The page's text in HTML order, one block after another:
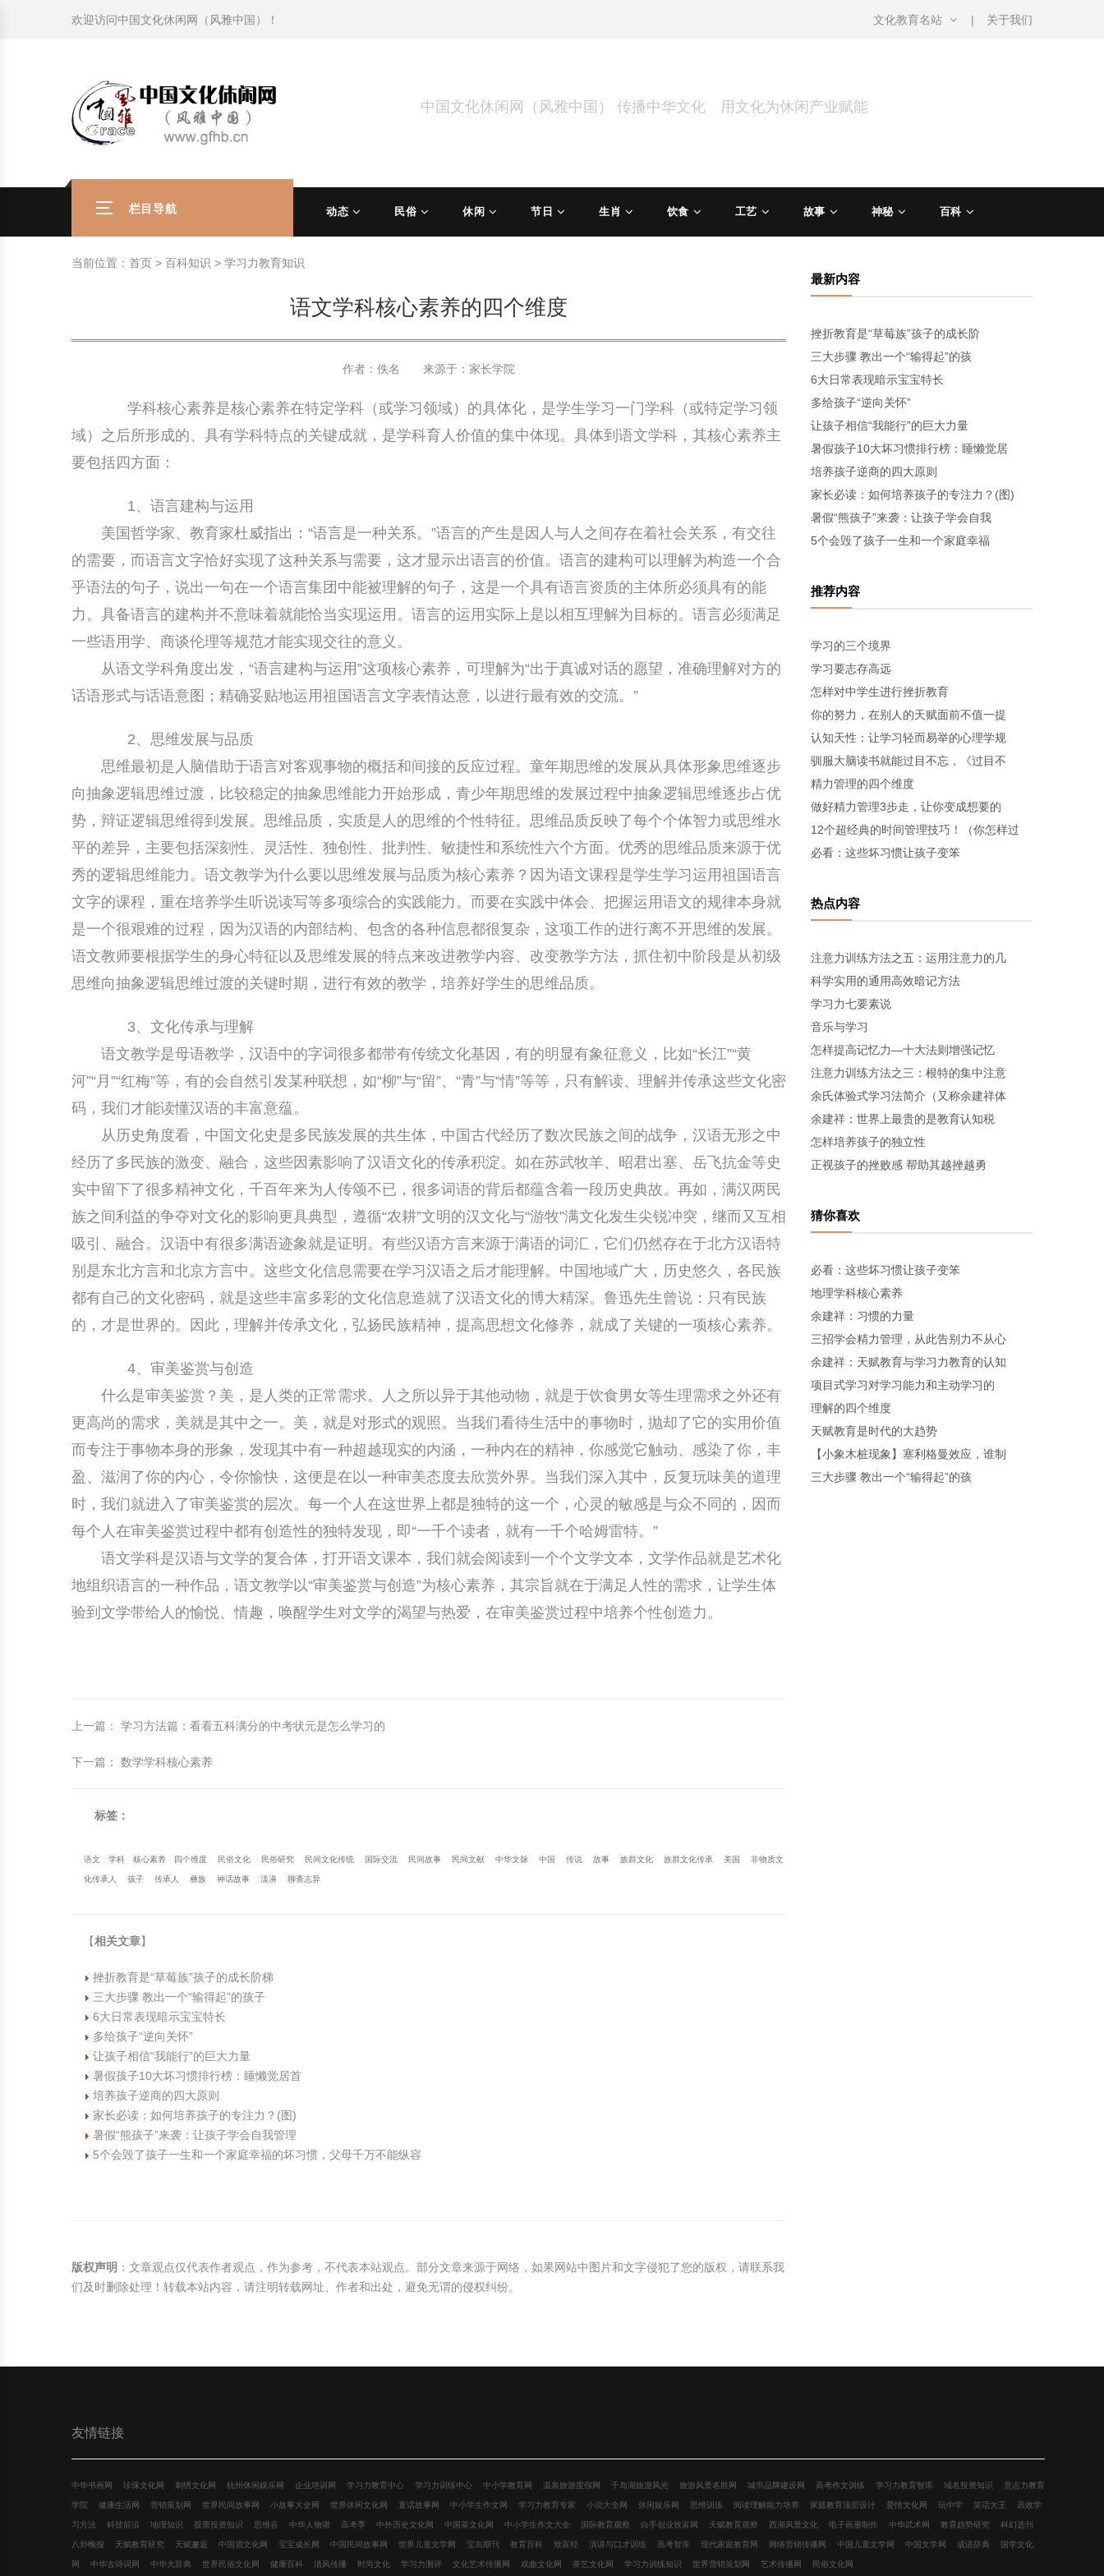
社会热点新闻
中华民俗礼仪
中国民俗趣谈
中华姓氏文化
中国民俗禁忌
中国传统服饰
文化休闲产业研究
非物质文化遗产
政策法律法规
旅游出行知识
国外传统节日
国外饮食文化
漆器
外国民间故事
中国风水文化
中国宗教文化
苗族巫蛊文化
中国性文化
校园文化建设知识
学习力教育知识
教育名家
社会热点新闻
中华民俗礼仪
中国民俗趣谈
中华姓氏文化
中国民俗禁忌
中国传统服饰
文化休闲产业研究
非物质文化遗产
政策法律法规
旅游出行知识
国外传统节日
国外饮食文化
漆器
外国民间故事
中国风水文化
中国宗教文化
苗族巫蛊文化
中国性文化
校园文化建设知识
学习力教育知识
教育名家
欢迎访问中国文化休闲网（风雅中国） ！ 文化教育名站 关于我们
中国文化休闲网（风雅中国） 传播中华文化 用文化为休闲产业赋能
栏目导航 动态 民俗 休闲 节日 生肖 饮食 工艺 故事 神秘 百科
当前位置： 首页 > 百科知识 > 学习力教育知识
语文学科核心素养的四个维度
作者：佚名 来源于： 家长学院
学科核心素养是核心素养在特定学科（或学习领域）的具体化，是学生学习一门学科（或特定学习领
域）之后所形成的、具有学科特点的关键成就，是学科育人价值的集中体现。具体到语文学科，其核心素养主
要包括四方面：
1、语言建构与运用
美国哲学家、教育家杜威指出：“语言是一种关系。”语言的产生是因人与人之间存在着社会关系，有交往
的需要，而语言文字恰好实现了这种关系与需要，这才显示出语言的价值。语言的建构可以理解为构造一个合
乎语法的句子，说出一句在一个语言集团中能被理解的句子，这是一个具有语言资质的主体所必须具有的能
力。具备语言的建构并不意味着就能恰当实现运用。语言的运用实际上是以相互理解为目标的。语言必须满足
一些语用学、商谈伦理等规范才能实现交往的意义。
从语文学科角度出发，“语言建构与运用”这项核心素养，可理解为“出于真诚对话的愿望，准确理解对方的
话语形式与话语意图；精确妥贴地运用祖国语言文字表情达意，以进行最有效的交流。”
2、思维发展与品质
思维最初是人脑借助于语言对客观事物的概括和间接的反应过程。童年期思维的发展从具体形象思维逐步
向抽象逻辑思维过渡，比较稳定的抽象思维能力开始形成，青少年期思维的发展过程中抽象逻辑思维逐步占优
势，辩证逻辑思维得到发展。思维品质，实质是人的思维的个性特征。思维品质反映了每个个体智力或思维水
平的差异，主要包括深刻性、灵活性、独创性、批判性、敏捷性和系统性六个方面。优秀的思维品质来源于优
秀的逻辑思维能力。语文教学为什么要以思维发展与品质为核心素养？因为语文课程是学生学习运用祖国语言
文字的课程，重在培养学生听说读写等多项综合的实践能力。而要在实践中体会、把握运用语文的规律本身就
是一个很艰难的过程，因为汉语的内部结构、包含的各种信息都很复杂，这项工作的进行离不开思维的发展。
语文教师要根据学生的身心特征以及思维发展的特点来改进教学内容、改变教学方法，抓住初中阶段是从初级
思维向抽象逻辑思维过渡的关键时期，进行有效的教学，培养好学生的思维品质。
3、文化传承与理解
语文教学是母语教学，汉语中的字词很多都带有传统文化基因，有的明显有象征意义，比如“长江”“黄
河”“月”“红梅”等，有的会自然引发某种联想，如“柳”与“留”、“青”与“情”等等，只有解读、理解并传承这些文化密
码，我们才能读懂汉语的丰富意蕴。
从历史角度看，中国文化史是多民族发展的共生体，中国古代经历了数次民族之间的战争，汉语无形之中
经历了多民族的激变、融合，这些因素影响了汉语文化的传承积淀。如在苏武牧羊、昭君出塞、岳飞抗金等史
实中留下了很多精神文化，千百年来为人传颂不已，很多词语的背后都蕴含着一段历史典故。再如，满汉两民
族之间利益的争夺对文化的影响更具典型，遵循“农耕”文明的汉文化与“游牧”满文化发生尖锐冲突，继而又互相
吸引、融合。汉语中有很多满语迹象就是证明。有些汉语方言来源于满语的词汇，它们仍然存在于北方汉语特
别是东北方言和北京方言中。这些文化信息需要在学习汉语之后才能理解。中国地域广大，历史悠久，各民族
都有自己的文化密码，就是这些丰富多彩的文化信息造就了汉语文化的博大精深。鲁迅先生曾说：只有民族
的，才是世界的。因此，理解并传承文化，弘扬民族精神，提高思想文化修养，就成了关键的一项核心素养。
4、审美鉴赏与创造
什么是审美鉴赏？美，是人类的正常需求。人之所以异于其他动物，就是于饮食男女等生理需求之外还有
更高尚的需求，美就是其中之一。美，就是对形式的观照。当我们看待生活中的事物时，抛却了它的实用价值
而专注于事物本身的形象，发现其中有一种超越现实的内涵，一种内在的精神，你感觉它触动、感染了你，丰
盈、滋润了你的内心，令你愉快，这便是在以一种审美态度去欣赏外界。当我们深入其中，反复玩味美的道理
时，我们就进入了审美鉴赏的层次。每一个人在这世界上都是独特的这一个，心灵的敏感是与众不同的，因而
每个人在审美鉴赏过程中都有创造性的独特发现，即“一千个读者，就有一千个哈姆雷特。”
语文学科是汉语与文学的复合体，打开语文课本，我们就会阅读到一个个文学文本，文学作品就是艺术化
地组织语言的一种作品，语文教学以“审美鉴赏与创造”为核心素养，其宗旨就在于满足人性的需求，让学生体
验到文学带给人的愉悦、情趣，唤醒学生对文学的渴望与热爱，在审美鉴赏过程中培养个性创造力。
上一篇 ： 学习方法篇：看看五科满分的中考状元是怎么学习的
下一篇 ： 数学学科核心素养
标签：
语文 学科 核心素养 四个维度 民俗文化 民俗研究 民间文化传统 国际交流 民间故事 民间文献 中华文脉 中国 传说 故事 族群文化 族群文化传承 美国 非物质文
化传承人 孩子 传承人 彝族 神话故事 漾濞 聊斋志异
【相关文章】
挫折教育是“草莓族”孩子的成长阶梯
三大步骤 教出一个“输得起”的孩子
6大日常表现暗示宝宝特长
多给孩子“逆向关怀”
让孩子相信“我能行”的巨大力量
暑假孩子10大坏习惯排行榜：睡懒觉居首
培养孩子逆商的四大原则
家长必读：如何培养孩子的专注力？(图)
暑假“熊孩子”来袭：让孩子学会自我管理
5个会毁了孩子一生和一个家庭幸福的坏习惯，父母千万不能纵容
版权声明 ：文章观点仅代表作者观点，作为参考，不代表本站观点。部分文章来源于网络，如果网站中图片和文字侵犯了您的版权，请联系我
们及时删除处理！转载本站内容，请注明转载网址、作者和出处，避免无谓的侵权纠纷。
最新内容
挫折教育是“草莓族”孩子的成长阶
三大步骤 教出一个“输得起”的孩
6大日常表现暗示宝宝特长
多给孩子“逆向关怀”
让孩子相信“我能行”的巨大力量
暑假孩子10大坏习惯排行榜：睡懒觉居
培养孩子逆商的四大原则
家长必读：如何培养孩子的专注力？(图)
暑假“熊孩子”来袭：让孩子学会自我
5个会毁了孩子一生和一个家庭幸福
推荐内容
学习的三个境界
学习要志存高远
怎样对中学生进行挫折教育
你的努力，在别人的天赋面前不值一提
认知天性：让学习轻而易举的心理学规
驯服大脑读书就能过目不忘，《过目不
精力管理的四个维度
做好精力管理3步走，让你变成想要的
12个超经典的时间管理技巧！（你怎样过
必看：这些坏习惯让孩子变笨
热点内容
注意力训练方法之五：运用注意力的几
科学实用的通用高效暗记方法
学习力七要素说
音乐与学习
怎样提高记忆力—十大法则增强记忆
注意力训练方法之三：根特的集中注意
余氏体验式学习法简介（又称余建祥体
余建祥：世界上最贵的是教育认知税
怎样培养孩子的独立性
正视孩子的挫败感 帮助其越挫越勇
猜你喜欢
必看：这些坏习惯让孩子变笨
地理学科核心素养
余建祥：习惯的力量
三招学会精力管理，从此告别力不从心
余建祥：天赋教育与学习力教育的认知
项目式学习对学习能力和主动学习的
理解的四个维度
天赋教育是时代的大趋势
【小象木桩现象】塞利格曼效应，谁制
三大步骤 教出一个“输得起”的孩
友情链接
中华书画网 珍珠文化网 刺绣文化网 杭州休闲娱乐网 企业培训网 学习力教育中心 学习力训练中心 中小学教育网 温泉旅游度假网 千岛湖旅游风光 旅游风景名胜网 城市品牌建设网 高考作文训练 学习力教育智库 域名投资知识 意志力教育
学院 健康生活网 营销策划网 世界民间故事网 小故事大全网 世界休闲文化网 童话故事网 中小学生作文网 学习力教育专家 小说大全网 休闲娱乐网 思维训练 阅读理解能力培养 家庭教育顶层设计 爱情文化网 玩中学 笑话大王 高效学
习方法 科技前沿 地理知识 股票投资知识 思维谷 中华人物谱 高考季 中外历史文化网 中国茶文化网 中小学生作文大全 国际教育观察 白手创业致富网 天赋教育观察 西湖风景文化 电子画册制作 中华武术网 教育趋势研究 科幻选刊
八卦晚报 天赋教育研究 天赋邂逅 中国酒文化网 宝宝成长网 中国民间故事网 世界儿童文学网 宝岛期刊 教育百科 致富经 演讲与口才训练 高考智库 现代家庭教育网 网络营销传播网 中国儿童文学网 中国文学网 成语辞典 国学文化
网 中华古诗词网 中华大辞典 世界民俗文化网 健康百科 清风传播 时尚文化 学习力测评 文化艺术传播网 戏曲文化网 茶艺文化网 学习力训练知识 世界营销策划网 艺术传播网 民俗文化网